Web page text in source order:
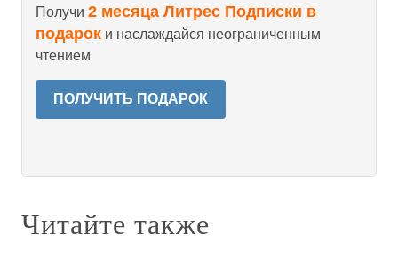
Получи 2 месяца Литрес Подписки в
подарок и наслаждайся неограниченным
чтением
ПОЛУЧИТЬ ПОДАРОК
Читайте также